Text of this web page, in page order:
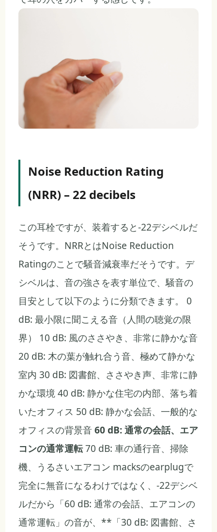
Noise Reduction Rating
(NRR) – 22 decibels
この耳栓ですが、装着すると-22デシベルだ
そうです。NRRとはNoise Reduction
Ratingのことで騒音減衰率だそうです。デ
シベルは、音の強さを表す単位で、騒音の
目安として以下のように分類できます。 0
dB: 最小限に聞こえる音（人間の聴覚の限
界） 10 dB: 風のささやき、非常に静かな音
20 dB: 木の葉が触れ合う音、極めて静かな
室内 30 dB: 図書館、ささやき声、非常に静
かな環境 40 dB: 静かな住宅の内部、落ち着
いたオフィス 50 dB: 静かな会話、一般的な
オフィスの背景音60 dB: 通常の会話、エア
コンの通常運転70 dB: 車の通行音、掃除
機、うるさいエアコン macksのearplugで
完全に無音になるわけではなく、-22デシベ
ルだから「60 dB: 通常の会話、エアコンの
通常運転」の音が、**「30 dB: 図書館、さ